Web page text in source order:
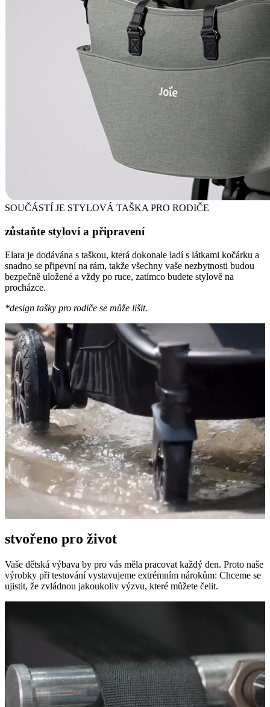
SOUČÁSTÍ JE STYLOVÁ TAŠKA PRO RODIČE
zůstaňte styloví a připravení
Elara je dodávána s taškou, která dokonale ladí s látkami kočárku a
snadno se připevní na rám, takže všechny vaše nezbytnosti budou
bezpečně uložené a vždy po ruce, zatímco budete stylově na
procházce.
*design tašky pro rodiče se může lišit.
stvořeno pro život
Vaše dětská výbava by pro vás měla pracovat každý den. Proto naše
výrobky při testování vystavujeme extrémním nárokům: Chceme se
ujistit, že zvládnou jakoukoliv výzvu, které můžete čelit.